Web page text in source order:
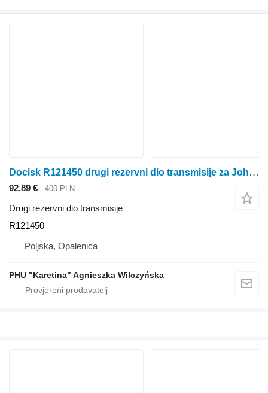
Docisk R121450 drugi rezervni dio transmisije za John Deere 6300 6100 6200 6400 traktora na kotačima
92,89 € 400 PLN
Drugi rezervni dio transmisije
R121450
Poljska, Opalenica
PHU "Karetina" Agnieszka Wilczyńska